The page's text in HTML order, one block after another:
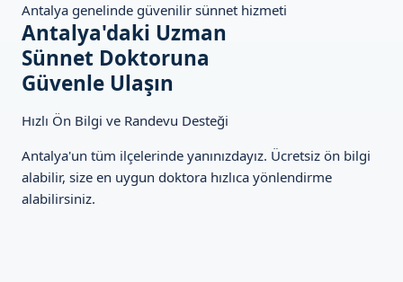
Antalya genelinde güvenilir sünnet hizmeti
Antalya'daki Uzman
Sünnet Doktoruna
Güvenle Ulaşın
Hızlı Ön Bilgi ve Randevu Desteği
Antalya'un tüm ilçelerinde yanınızdayız. Ücretsiz ön bilgi
alabilir, size en uygun doktora hızlıca yönlendirme
alabilirsiniz.